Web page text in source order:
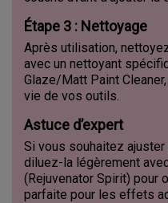
Étape 3 : Nettoyage
Après utilisation,
avec un nettoyant
Glaze/Matt Paint
vie de vos outils.
Astuce d’expert
Si vous souhaitez
diluez-la légèrement
(Rejuvenator Spirit) pour
parfaite pour les effets